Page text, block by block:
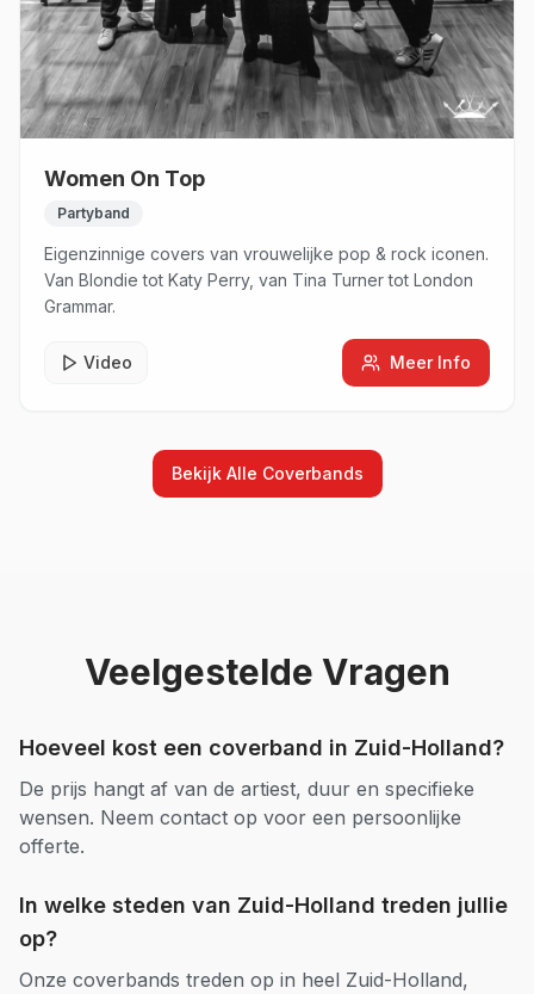
Women On Top
Partyband
Eigenzinnige covers van vrouwelijke pop & rock iconen.
Van Blondie tot Katy Perry, van Tina Turner tot London
Grammar.
Video Meer Info
Bekijk Alle Coverbands
Veelgestelde Vragen
Hoeveel kost een coverband in Zuid-Holland?
De prijs hangt af van de artiest, duur en specifieke
wensen. Neem contact op voor een persoonlijke
offerte.
In welke steden van Zuid-Holland treden jullie
op?
Onze coverbands treden op in heel Zuid-Holland,